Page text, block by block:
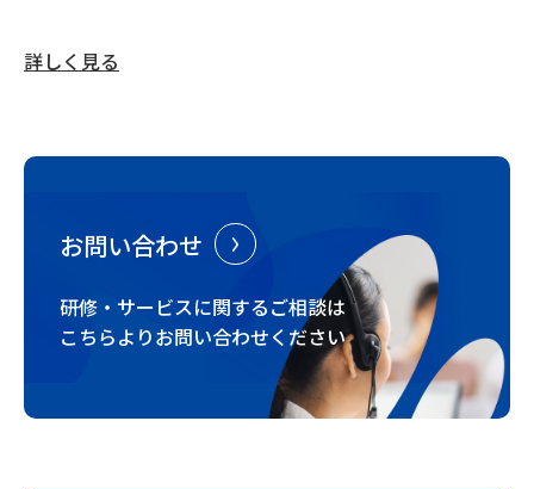
詳しく見る
お問い合わせ
研修・サービスに関するご相談は
こちらよりお問い合わせください